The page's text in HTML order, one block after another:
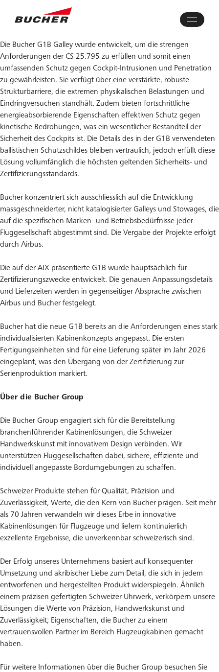
Die Bucher G1B Galley wurde entwickelt, um die strengen
Anforderungen der CS 25.795 zu erfüllen und somit einen
umfassenden Schutz gegen Cockpit-Intrusionen und Penetration
zu gewährleisten. Sie verfügt über eine verstärkte, robuste
Strukturbarriere, die extremen physikalischen Belastungen und
Eindringversuchen standhält. Zudem bieten fortschrittliche
energieabsorbierende Eigenschaften effektiven Schutz gegen
kinetische Bedrohungen, was ein wesentlicher Bestandteil der
Sicherheit des Cockpits ist. Die Details des in der G1B verwendeten
ballistischen Schutzschildes bleiben vertraulich, jedoch erfüllt diese
Lösung vollumfänglich die höchsten geltenden Sicherheits- und
Zertifizierungsstandards.
Bucher konzentriert sich ausschliesslich auf die Entwicklung
massgeschneiderter, nicht katalogisierter Galleys und Stowages, die
auf die spezifischen Marken- und Betriebsbedürfnisse jeder
Fluggesellschaft abgestimmt sind. Die Vergabe der Projekte erfolgt
durch Airbus.
Die auf der AIX präsentierte G1B wurde hauptsächlich für
Zertifizierungszwecke entwickelt. Die genauen Anpassungsdetails
und Lieferzeiten werden in gegenseitiger Absprache zwischen
Airbus und Bucher festgelegt.
Bucher hat die neue G1B bereits an die Anforderungen eines stark
individualisierten Kabinenkonzepts angepasst. Die ersten
Fertigungseinheiten sind für eine Lieferung später im Jahr 2026
eingeplant, was den Übergang von der Zertifizierung zur
Serienproduktion markiert.
Über die Bucher Group
Die Bucher Group engagiert sich für die Bereitstellung
branchenführender Kabinenlösungen, die Schweizer
Handwerkskunst mit innovativem Design verbinden. Wir
unterstützen Fluggesellschaften dabei, sichere, effiziente und
individuell angepasste Bordumgebungen zu schaffen.
Schweizer Produkte stehen für Qualität, Präzision und
Zuverlässigkeit, Werte, die den Kern von Bucher prägen. Seit mehr
als 70 Jahren verwandeln wir dieses Erbe in innovative
Kabinenlösungen für Flugzeuge und liefern kontinuierlich
exzellente Ergebnisse, die unverkennbar schweizerisch sind.
Der Erfolg unseres Unternehmens basiert auf konsequenter
Umsetzung und akribischer Liebe zum Detail, die sich in jedem
entworfenen und hergestellten Produkt widerspiegeln. Ähnlich
einem präzisen gefertigten Schweizer Uhrwerk, verkörpern unsere
Lösungen die Werte von Präzision, Handwerkskunst und
Zuverlässigkeit; Eigenschaften, die Bucher zu einem
vertrauensvollen Partner im Bereich Flugzeugkabinen gemacht
haben.
Für weitere Informationen über die Bucher Group besuchen Sie